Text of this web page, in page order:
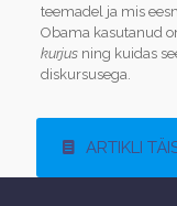
teemadel ja mis
Obama kasutanud
kurjusning kuidas
diskursusega.
ARTIKLI